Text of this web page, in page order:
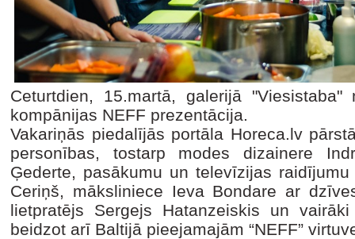
Ceturtdien, 15.martā, galerijā
kompānijas NEFF prezentācija.
Vakariņās piedalījās portāla Horeca.lv
personības, tostarp modes dizainere
Ģederte, pasākumu un televīzijas
Ceriņš, māksliniece Ieva Bondare ar
lietpratējs Sergejs Hatanzeiskis un
beidzot arī Baltijā pieejamajām “NEFF”